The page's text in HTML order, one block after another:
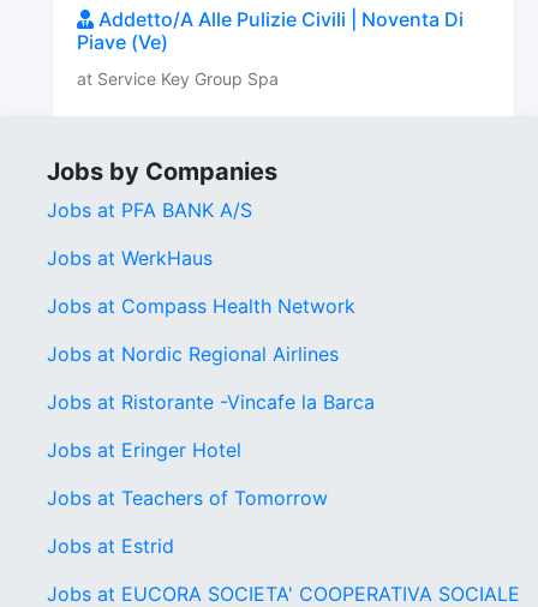
Addetto/A Alle Pulizie Civili | Noventa Di
Piave (Ve)
at Service Key Group Spa
Jobs by Companies
Jobs at PFA BANK A/S
Jobs at WerkHaus
Jobs at Compass Health Network
Jobs at Nordic Regional Airlines
Jobs at Ristorante -Vincafe la Barca
Jobs at Eringer Hotel
Jobs at Teachers of Tomorrow
Jobs at Estrid
Jobs at EUCORA SOCIETA' COOPERATIVA SOCIALE